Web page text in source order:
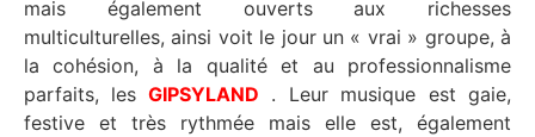
mais également ouverts aux richesses
multiculturelles, ainsi voit le jour un « vrai » groupe, à
la cohésion, à la qualité et au professionnalisme
parfaits, les GIPSYLAND . Leur musique est gaie,
festive et très rythmée mais elle est, également